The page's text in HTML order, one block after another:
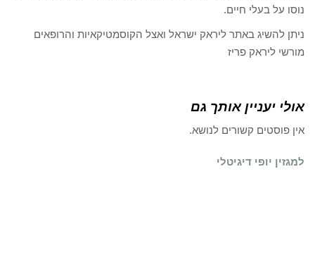
נוסו על בעלי חיים.
ניתן להשיג באתר ליראק ישראל ואצל הקוסמטיקאיות והרופאים
מורשי ליראק פריז
אולי יעניין אותך גם
אין פוסטים קשורים לנושא.
למגזין יופי דיגיטלי